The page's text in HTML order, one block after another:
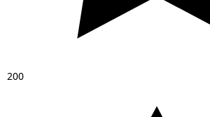
200